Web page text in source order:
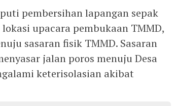
pembersihan lapangan sepak
upacara pembukaan TMMD,
sasaran fisik TMMD. Sasaran
jalan poros menuju Desa
keterisolasian akibat